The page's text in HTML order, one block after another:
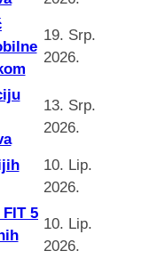
19. Srp.
2026.
13. Srp.
2026.
10. Lip.
2026.
5
10. Lip.
2026.